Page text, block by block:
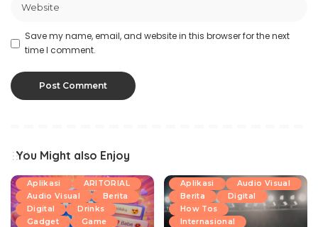
Save my name, email, and website in this browser for the next
time I comment.
You Might also Enjoy
Aplikasi
ARITORIAL
Audio Visual
Berita
Digital
Drinks
Gadget
Game
Aplikasi
Audio Visual
Berita
Digital
How Tos
Internasional